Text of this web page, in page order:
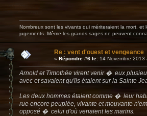
Nombreux sont les vivants qui mériteraient la mort,
jugements. Même les grands sages ne peuvent
Re : vent d'ouest et vengeance
« Répondre #6 le: 14 Novembre
Arnold et Timothée virent venir � eux
avec et savaient qu'ils étaient sur la Sainte
Les deux hommes étaient comme � leur
rue encore peuplée, vivante et mouvante
opposé � celui d'où venaient les marins.